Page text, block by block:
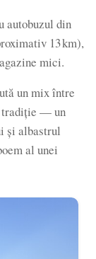
autobuzul din
13 km),
mici.
un mix între
tradiţie — un
şi albastrul
al unei